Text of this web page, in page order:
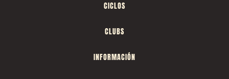
CICLOS
CLUBS
INFORMACIÓN